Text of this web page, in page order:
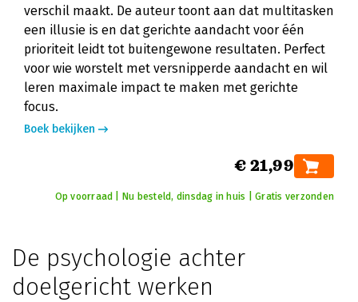
verschil maakt. De auteur toont aan dat multitasken
een illusie is en dat gerichte aandacht voor één
prioriteit leidt tot buitengewone resultaten. Perfect
voor wie worstelt met versnipperde aandacht en wil
leren maximale impact te maken met gerichte
focus.
Boek bekijken
€ 21,99
Op voorraad | Nu besteld, dinsdag in huis | Gratis verzonden
De psychologie achter
doelgericht werken